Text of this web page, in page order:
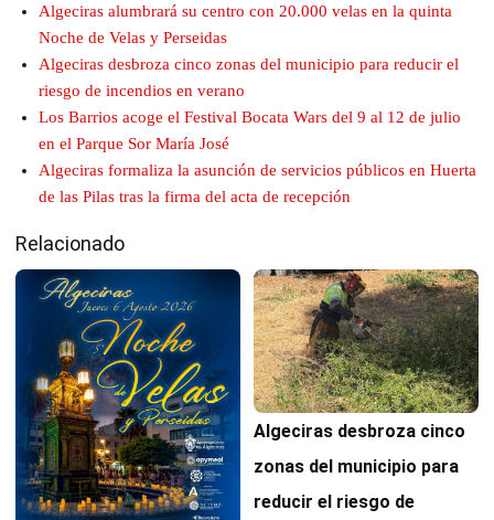
Algeciras alumbrará su centro con 20.000 velas en la quinta
Noche de Velas y Perseidas
Algeciras desbroza cinco zonas del municipio para reducir el
riesgo de incendios en verano
Los Barrios acoge el Festival Bocata Wars del 9 al 12 de julio
en el Parque Sor María José
Algeciras formaliza la asunción de servicios públicos en Huerta
de las Pilas tras la firma del acta de recepción
Relacionado
Algeciras desbroza cinco
zonas del municipio para
reducir el riesgo de